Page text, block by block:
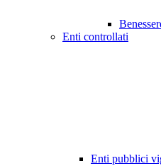
Enti controllati
Enti pubblici